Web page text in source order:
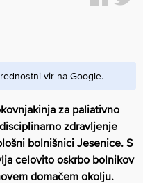
vir na Google.
za paliativno
zdravljenje
bolnišnici Jesenice. S
celovito oskrbo bolnikov
domačem okolju.